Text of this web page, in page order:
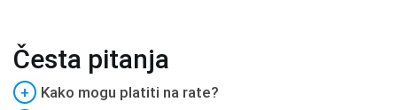
Česta pitanja
+
Kako mogu platiti na rate?